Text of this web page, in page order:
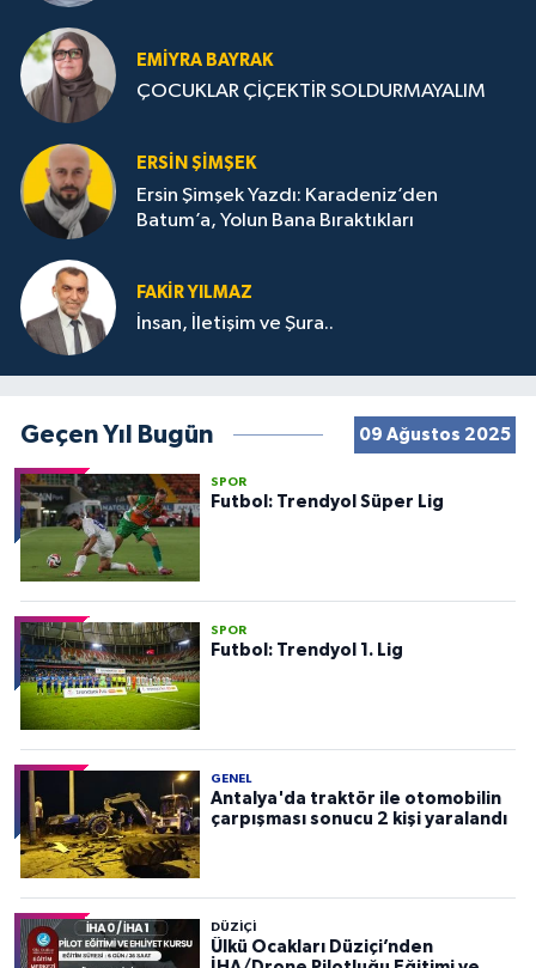
EMIYRA BAYRAK
ÇOCUKLAR ÇİÇEKTİR SOLDURMAYALIM
ERSIN ŞIMŞEK
Ersin Şimşek Yazdı: Karadeniz’den
Batum’a, Yolun Bana Bıraktıkları
FAKIR YILMAZ
İnsan, İletişim ve Şura..
Geçen Yıl Bugün 09 Ağustos 2025
SPOR
Futbol: Trendyol Süper Lig
SPOR
Futbol: Trendyol 1. Lig
GENEL
Antalya'da traktör ile otomobilin
çarpışması sonucu 2 kişi yaralandı
DÜZIÇI
Ülkü Ocakları Düziçi’nden